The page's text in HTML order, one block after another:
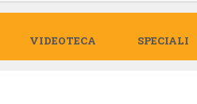
VIDEOTECA SPECIALI